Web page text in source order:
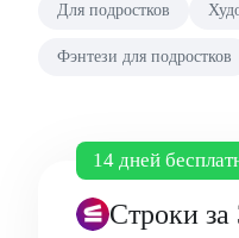
Для подростков
Фэнтези для подростков
14 дней
Строки за